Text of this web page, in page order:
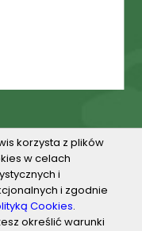
korzysta z plików
w celach
i
i zgodnie
Cookies.
określić warunki